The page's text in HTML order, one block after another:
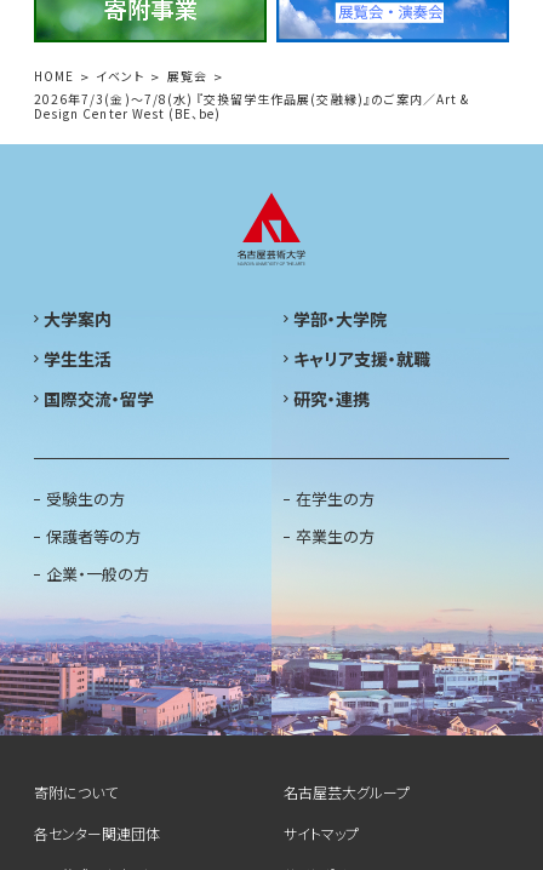
HOME イベント
展覧会
2026年7/3(金)〜7/8(水) 『交換留学生作品展(交融縁)』のご案内／Art &
Design Center West (BE、be)
大学案内
学部・大学院
学生生活
キャリア支援・就職
国際交流・留学
研究・連携
受験生の方
在学生の方
保護者等の方
卒業生の方
企業・一般の方
寄附について
名古屋芸大グループ
各センター関連団体
サイトマップ